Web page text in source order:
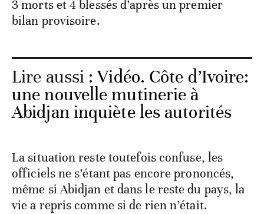
3 morts et 4 blessés d’après un premier
bilan provisoire.
Lire aussi :Vidéo. Côte d’Ivoire:
une nouvelle mutinerie à
Abidjan inquiète les autorités
La situation reste toutefois confuse, les
officiels ne s’étant pas encore prononcés,
même si Abidjan et dans le reste du pays, la
vie a repris comme si de rien n’était.